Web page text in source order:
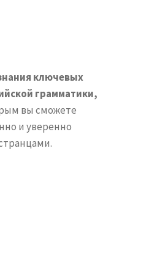
ключевых
грамматики,
вы сможете
и уверенно